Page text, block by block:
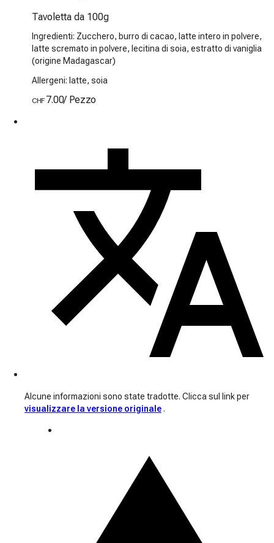
Tavoletta da 100g
Ingredienti: Zucchero, burro di cacao, latte intero in polvere,
latte scremato in polvere, lecitina di soia, estratto di vaniglia
(origine Madagascar)
Allergeni: latte, soia
CHF 7.00/ Pezzo
Alcune informazioni sono state tradotte. Clicca sul link per
visualizzare la versione originale .